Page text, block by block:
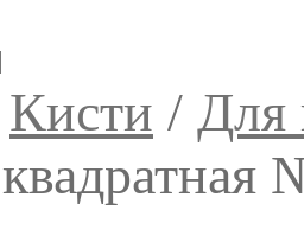
Кисти / Для